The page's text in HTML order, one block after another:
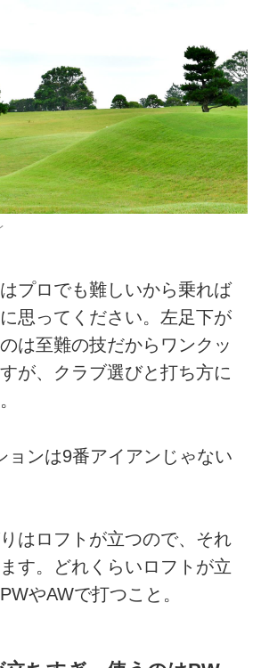
プロでも難しいから乗れば
思ってください。左足下が
は至難の技だからワンクッ
が、クラブ選びと打ち方に
ンは9番アイアンじゃない
はロフトが立つので、それ
す。どれくらいロフトが立
やAWで打つこと。